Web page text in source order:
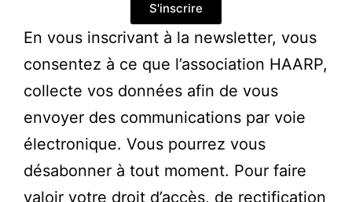
S'inscrire
En vous inscrivant à la newsletter, vous
consentez à ce que l’association HAARP,
collecte vos données afin de vous
envoyer des communications par voie
électronique. Vous pourrez vous
désabonner à tout moment. Pour faire
valoir votre droit d’accès, de rectification